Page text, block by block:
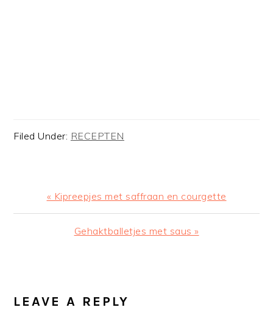
Filed Under: RECEPTEN
Previous
Post:
« Kipreepjes met saffraan en courgette
Next
Gehaktballetjes met saus »
INTERACTIONS
LEAVE A REPLY